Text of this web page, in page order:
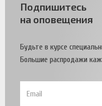
Подпишитесь
на оповещения
Будьте в курсе
Большие распродажи